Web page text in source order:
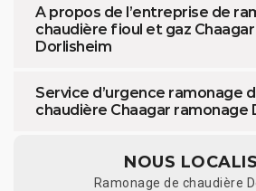
A propos de l’entreprise de
chaudière fioul et gaz
Dorlisheim
Service d’urgence ramonage
chaudière Chaagar ramonage
NOUS
Ramonage de chaudière